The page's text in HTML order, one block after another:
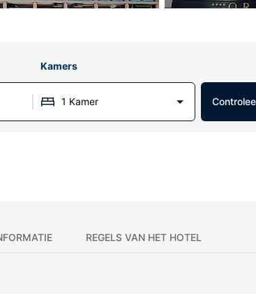
Kamers
1 Kamer
REGELS VAN HET HOTEL